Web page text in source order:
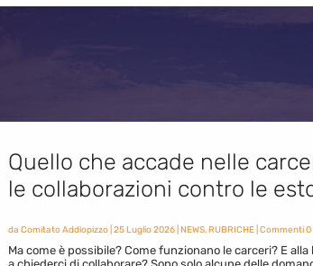
Quello che accade nelle
le collaborazioni contro le
da Comitato Addiopizzo| 25 Luglio 2026| NEWS,RUBRICHE| Commenti 0
Ma come è possibile? Come funzionano le carceri? E